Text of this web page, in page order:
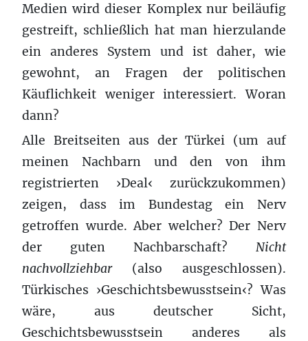
Medien wird dieser Komplex nur beiläufig
gestreift, schließlich hat man hierzulande
ein anderes System und ist daher, wie
gewohnt, an Fragen der politischen
Käuflichkeit weniger interessiert. Woran
dann?
Alle Breitseiten aus der Türkei (um auf
meinen Nachbarn und den von ihm
registrierten ›Deal‹ zurückzukommen)
zeigen, dass im Bundestag ein Nerv
getroffen wurde. Aber welcher? Der Nerv
der guten Nachbarschaft? Nicht
nachvollziehbar(also ausgeschlossen).
Türkisches ›Geschichtsbewusstsein‹? Was
wäre, aus deutscher Sicht,
Geschichtsbewusstsein anderes als